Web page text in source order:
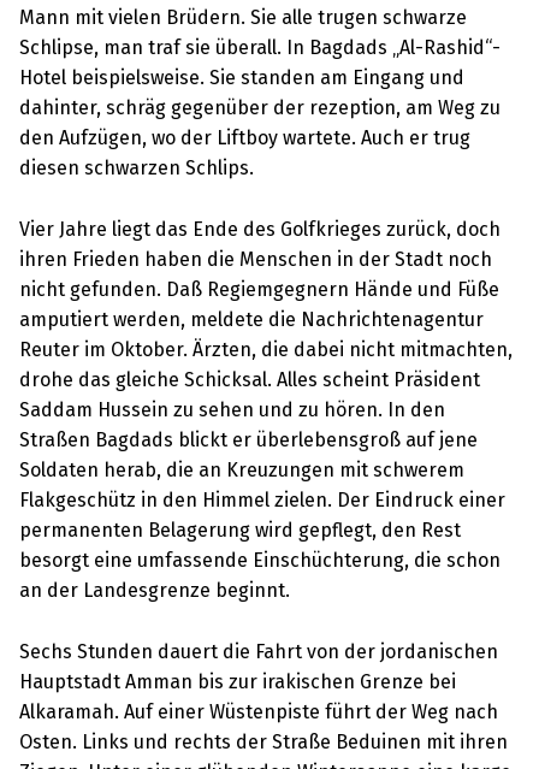
Mann mit vielen Brüdern. Sie alle trugen schwarze
Schlipse, man traf sie überall. In Bagdads „Al-Rashid“-
Hotel beispielsweise. Sie standen am Eingang und
dahinter, schräg gegenüber der rezeption, am Weg zu
den Aufzügen, wo der Liftboy wartete. Auch er trug
diesen schwarzen Schlips.
Vier Jahre liegt das Ende des Golfkrieges zurück, doch
ihren Frieden haben die Menschen in der Stadt noch
nicht gefunden. Daß Regiemgegnern Hände und Füße
amputiert werden, meldete die Nachrichtenagentur
Reuter im Oktober. Ärzten, die dabei nicht mitmachten,
drohe das gleiche Schicksal. Alles scheint Präsident
Saddam Hussein zu sehen und zu hören. In den
Straßen Bagdads blickt er überlebensgroß auf jene
Soldaten herab, die an Kreuzungen mit schwerem
Flakgeschütz in den Himmel zielen. Der Eindruck einer
permanenten Belagerung wird gepflegt, den Rest
besorgt eine umfassende Einschüchterung, die schon
an der Landesgrenze beginnt.
Sechs Stunden dauert die Fahrt von der jordanischen
Hauptstadt Amman bis zur irakischen Grenze bei
Alkaramah. Auf einer Wüstenpiste führt der Weg nach
Osten. Links und rechts der Straße Beduinen mit ihren